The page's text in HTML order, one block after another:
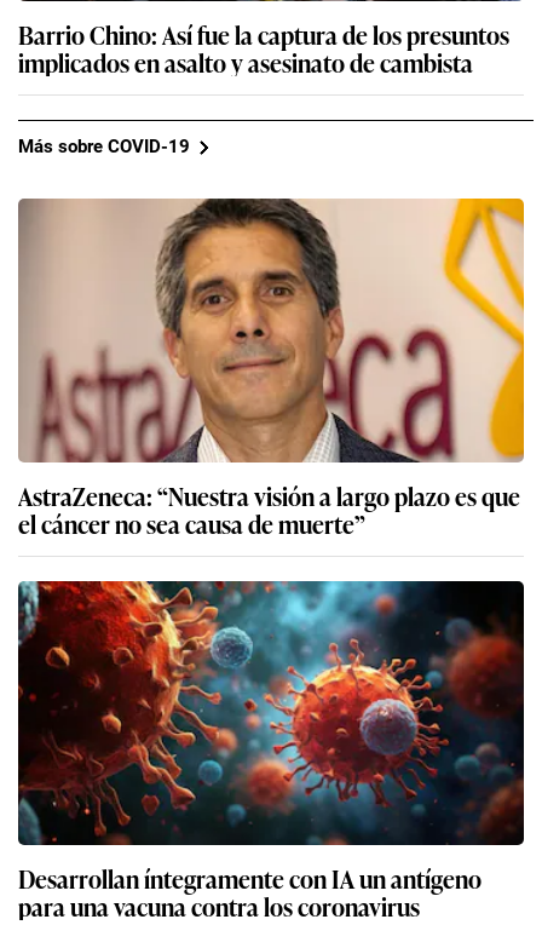
Barrio Chino: Así fue la captura de los presuntos
implicados en asalto y asesinato de cambista
Más sobre COVID-19
AstraZeneca: “Nuestra visión a largo plazo es que
el cáncer no sea causa de muerte”
Desarrollan íntegramente con IA un antígeno
para una vacuna contra los coronavirus